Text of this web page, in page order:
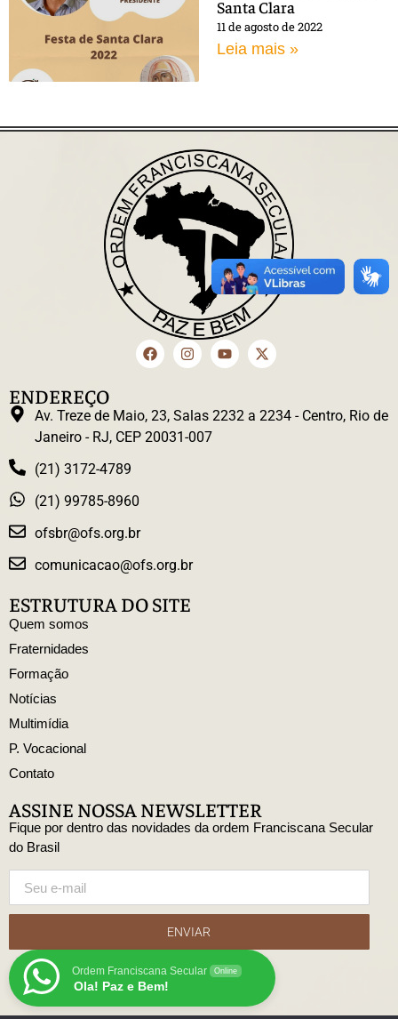
Santa Clara
11 de agosto de 2022
Leia mais »
ENDEREÇO
Av. Treze de Maio, 23, Salas 2232 a 2234 - Centro, Rio de
Janeiro - RJ, CEP 20031-007
(21) 3172-4789
(21) 99785-8960
ofsbr@ofs.org.br
comunicacao@ofs.org.br
ESTRUTURA DO SITE
Quem somos
Fraternidades
Formação
Notícias
Multimídia
P. Vocacional
Contato
ASSINE NOSSA NEWSLETTER
Fique por dentro das novidades da ordem Franciscana Secular
do Brasil
ENVIAR
Ordem Franciscana Secular Online
Ola! Paz e Bem!